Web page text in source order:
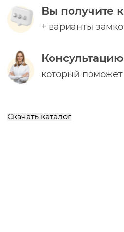
Вы получите
+ варианты
который
Скачать каталог